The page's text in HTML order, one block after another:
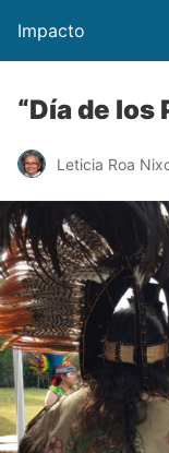
Impacto
“Día de los
Leticia Roa